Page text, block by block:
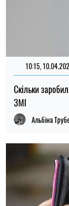
10:15,
Скільки
ЗМІ
Альбіна